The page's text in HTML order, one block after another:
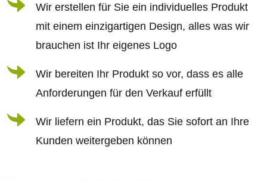
e
m
e
n
t
e
d
e
Wir erstellen für Sie ein individuelles Produkt
mit einem einzigartigen Design, alles was wir
brauchen ist Ihr eigenes Logo
Wir bereiten Ihr Produkt so vor, dass es alle
Anforderungen für den Verkauf erfüllt
Wir liefern ein Produkt, das Sie sofort an Ihre
Kunden weitergeben können